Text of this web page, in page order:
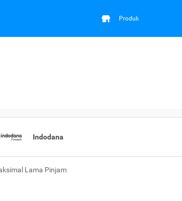
Produk
Indodana
Lama Pinjam